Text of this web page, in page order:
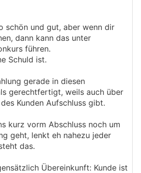
schön und gut, aber wenn dir
dann kann das unter
führen.
Schuld ist.
gerade in diesen
gerechtfertigt, weils auch über
Kunden Aufschluss gibt.
kurz vorm Abschluss noch um
geht, lenkt eh nahezu jeder
das.
Übereinkunft: Kunde ist